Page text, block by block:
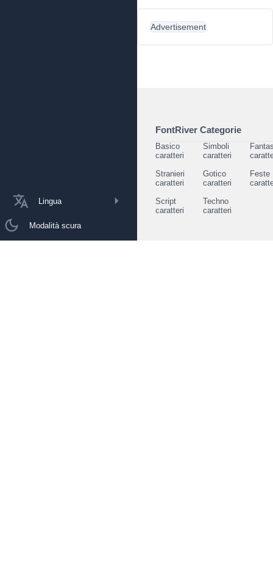
Lingua
Modalità scura
Advertisement
FontRiver Categorie
Basico
caratteri
Simboli
caratteri
Stranieri
caratteri
Gotico
caratteri
Feste
Script
caratteri
Techno
caratteri